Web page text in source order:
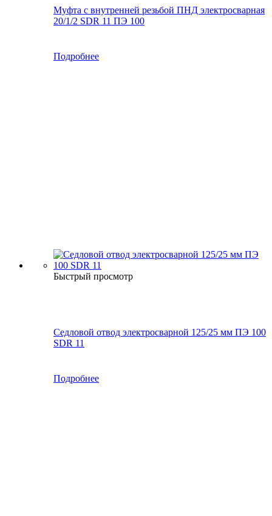
Муфта с внутренней резьбой ПНД электросварная
20/1/2 SDR 11 ПЭ 100
Подробнее
Быстрый просмотр
Седловой отвод электросварной 125/25 мм ПЭ 100
SDR 11
Подробнее